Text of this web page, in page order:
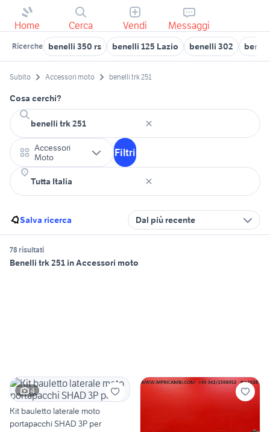
Home Cerca Vendi Messaggi
Ricerche benelli 350 rs benelli 125 Lazio benelli 302
Subito Accessori moto benelli trk 251
Cosa cerchi?
Accessori
Moto
Filtri
Salva ricerca Dal più recente
78 risultati
Benelli trk 251 in Accessori moto
4
Kit bauletto laterale moto
portapacchi SHAD 3P per